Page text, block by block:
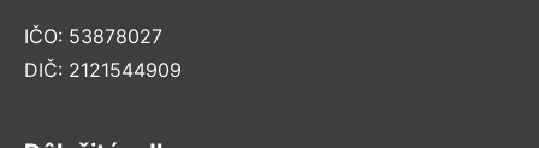
IČO: 53878027
DIČ: 2121544909